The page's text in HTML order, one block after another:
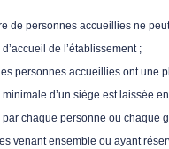
de personnes accueillies ne
de l’établissement ;
personnes accueillies ont une
d’un siège est laissée
chaque personne ou chaque
venant ensemble ou ayant